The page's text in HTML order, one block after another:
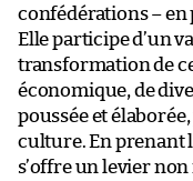
confédérations – en
Elle participe d’un
transformation de
économique, de
poussée et
culture. En prenant
s’offre un levier